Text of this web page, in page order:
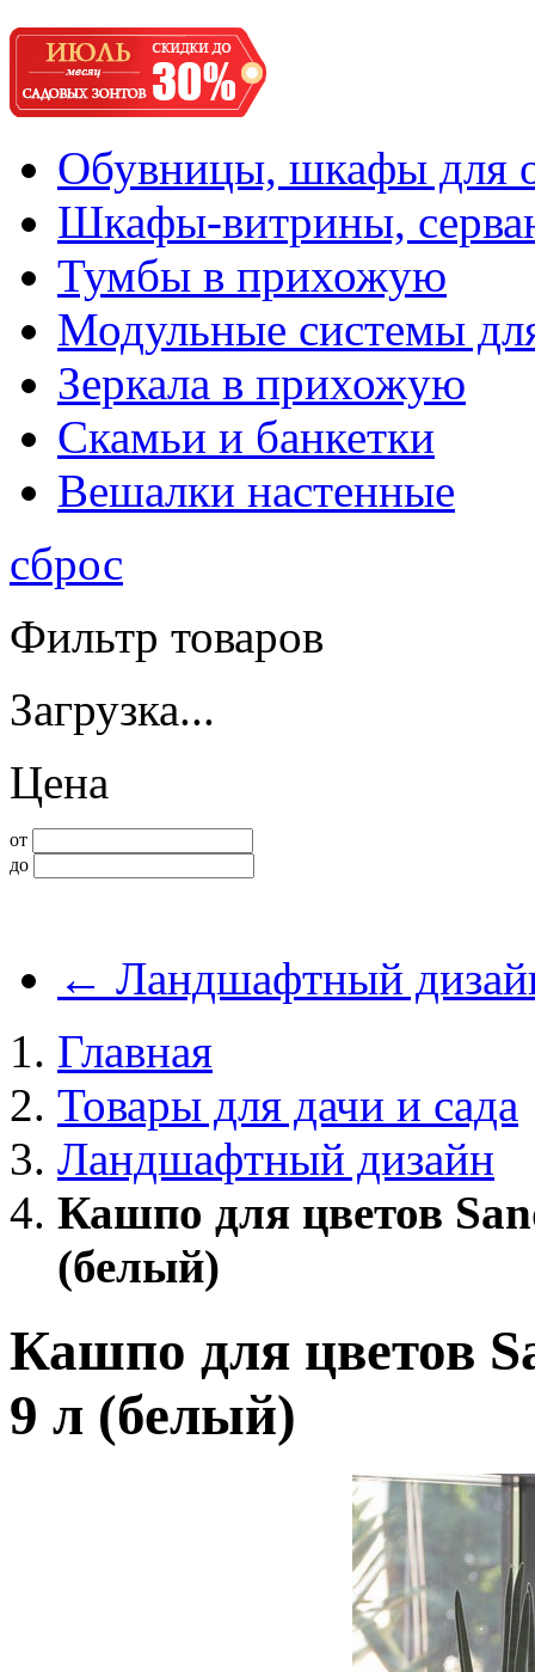
Обувницы, шкафы для
Шкафы-витрины,
Тумбы в прихожую
Модульные системы
Зеркала в прихожую
Скамьи и банкетки
Вешалки настенные
сброс
Фильтр товаров
Загрузка...
Цена
от
до
← Ландшафтный
Главная
Товары для дачи и сада
Ландшафтный дизайн
Кашпо для цветов
(белый)
Кашпо для цветов
9 л (белый)